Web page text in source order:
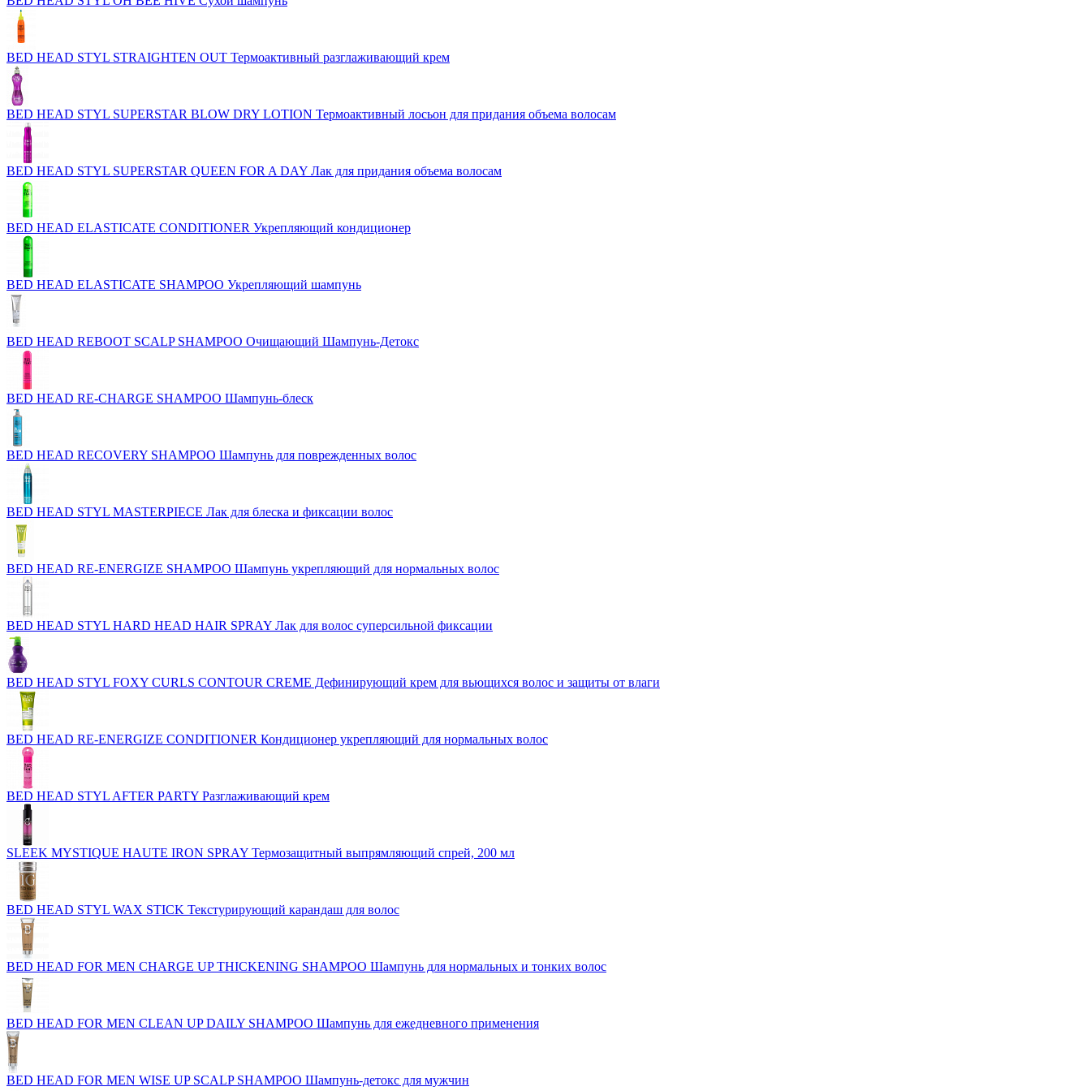
BED HEAD STYL STRAIGHTEN OUT Термоактивный разглаживающий крем
BED HEAD STYL SUPERSTAR BLOW DRY LOTION Термоактивный лосьон для придания объема волосам
BED HEAD STYL SUPERSTAR QUEEN FOR A DAY Лак для придания объема волосам
BED HEAD ELASTICATE CONDITIONER Укрепляющий кондиционер
BED HEAD ELASTICATE SHAMPOO Укрепляющий шампунь
BED HEAD REBOOT SCALP SHAMPOO Очищающий Шампунь-Детокс
BED HEAD RE-CHARGE SHAMPOO Шампунь-блеск
BED HEAD RECOVERY SHAMPOO Шампунь для поврежденных волос
BED HEAD STYL MASTERPIECE Лак для блеска и фиксации волос
BED HEAD RE-ENERGIZE SHAMPOO Шампунь укрепляющий для нормальных волос
BED HEAD STYL HARD HEAD HAIR SPRAY Лак для волос суперсильной фиксации
BED HEAD STYL FOXY CURLS CONTOUR CREME Дефинирующий крем для вьющихся волос и защиты от влаги
BED HEAD RE-ENERGIZE CONDITIONER Кондиционер укрепляющий для нормальных волос
BED HEAD STYL AFTER PARTY Разглаживающий крем
SLEEK MYSTIQUE HAUTE IRON SPRAY Термозащитный выпрямляющий спрей, 200 мл
BED HEAD STYL WAX STICK Текстурирующий карандаш для волос
BED HEAD FOR MEN CHARGE UP THICKENING SHAMPOO Шампунь для нормальных и тонких волос
BED HEAD FOR MEN CLEAN UP DAILY SHAMPOO Шампунь для ежедневного применения
BED HEAD FOR MEN WISE UP SCALP SHAMPOO Шампунь-детокс для мужчин